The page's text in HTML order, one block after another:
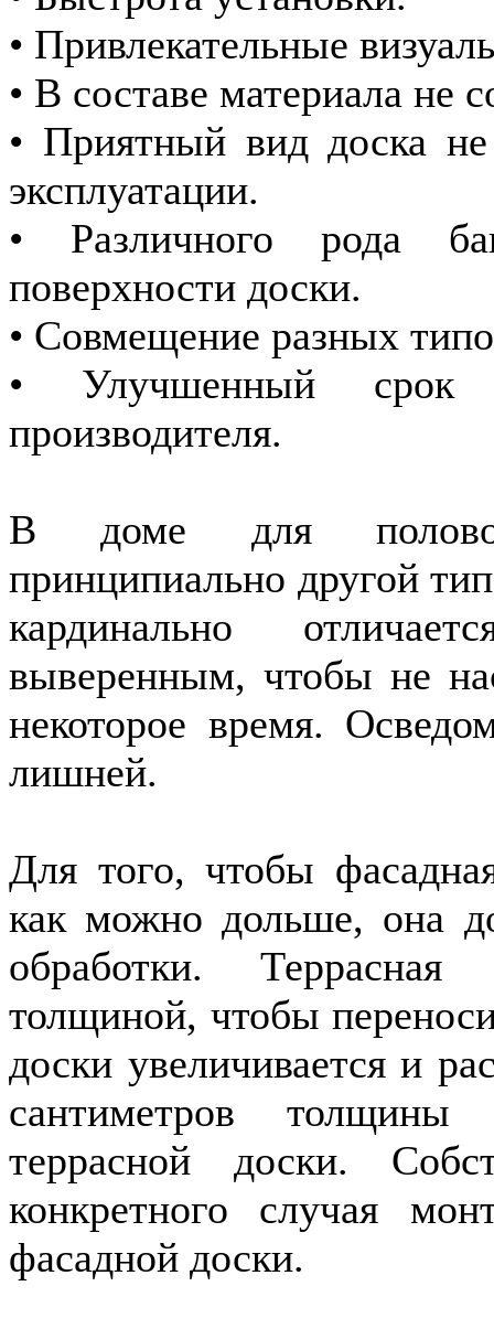
• Привлекательные
• В составе материала не
• Приятный вид доска
эксплуатации.
• Различного рода
поверхности доски.
• Совмещение разных
• Улучшенный срок
производителя.
В доме для
принципиально другой
кардинально
выверенным, чтобы не
некоторое время.
лишней.
Для того, чтобы
как можно дольше, она
обработки. Террасная
толщиной, чтобы
доски увеличивается и
сантиметров
террасной доски.
конкретного случая
фасадной доски.